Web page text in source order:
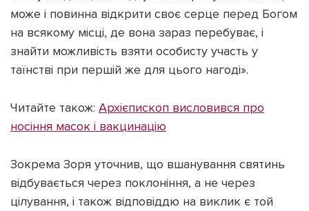
може і повинна відкрити своє серце перед Богом
на всякому місці, де вона зараз перебуває, і
знайти можливість взяти особисту участь у
таїнстві при першій же для цього нагоді».
Читайте також: Архієпископ висловився про
носіння масок і вакцинацію
Зокрема Зоря уточнив, що вшанування святинь
відбувається через поклоніння, а не через
цілування, і також відповіддю на виклик є той